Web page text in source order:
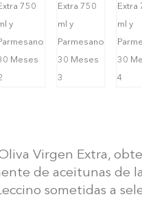
Virgen Extra,
de aceitunas de
sometidas a